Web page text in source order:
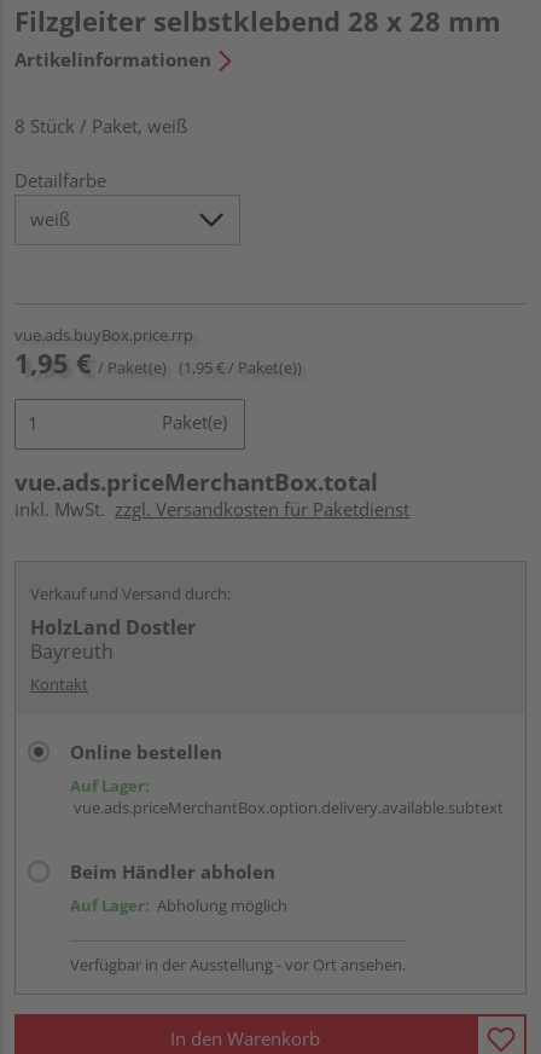
Filzgleiter selbstklebend 28 x 28 mm
Artikelinformationen
8 Stück / Paket, weiß
Detailfarbe
vue.ads.buyBox.price.rrp
1,95 € / Paket(e) (1,95 € / Paket(e))
Paket(e)
vue.ads.priceMerchantBox.total
inkl. MwSt. zzgl. Versandkosten für Paketdienst
Verkauf und Versand durch:
HolzLand Dostler
Bayreuth
Kontakt
Online bestellen
Auf Lager:
vue.ads.priceMerchantBox.option.delivery.available.subtext
Beim Händler abholen
Auf Lager: Abholung möglich
Verfügbar in der Ausstellung - vor Ort ansehen.
In den Warenkorb